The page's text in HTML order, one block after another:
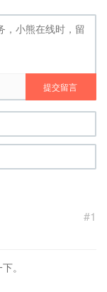
提交留言
#1
。